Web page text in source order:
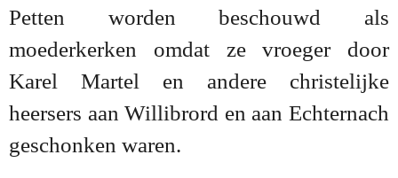
Petten worden beschouwd als
moederkerken omdat ze vroeger door
Karel Martel en andere christelijke
heersers aan Willibrord en aan Echternach
geschonken waren.